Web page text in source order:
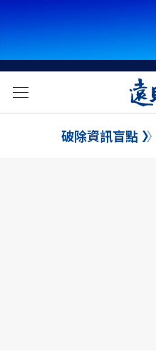
破除資訊盲點